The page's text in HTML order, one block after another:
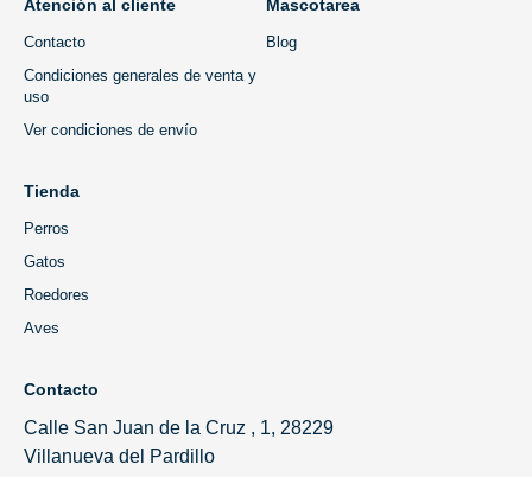
Atención al cliente
Contacto
Condiciones generales de venta y
uso
Ver condiciones de envío
Mascotarea
Blog
Tienda
Perros
Gatos
Roedores
Aves
Contacto
Calle San Juan de la Cruz , 1, 28229
Villanueva del Pardillo